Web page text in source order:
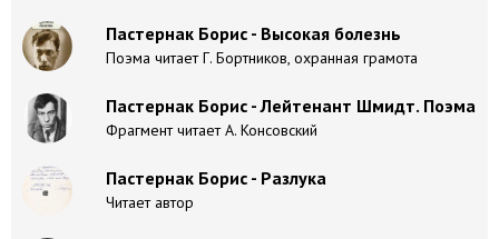
Пастернак Борис - Высокая болезнь
Поэма читает Г. Бортников, охранная грамота
Пастернак Борис - Лейтенант Шмидт. Поэма
Фрагмент читает А. Консовский
Пастернак Борис - Разлука
Читает автор